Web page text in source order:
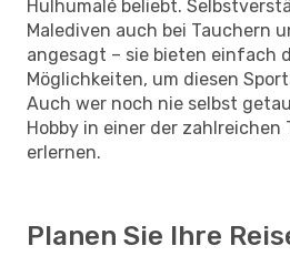
Hulhumalé beliebt.
Malediven auch bei Tauchern
angesagt – sie bieten einfach
Möglichkeiten, um diesen
Auch wer noch nie selbst
Hobby in einer der zahlreichen
erlernen.
Planen Sie Ihre